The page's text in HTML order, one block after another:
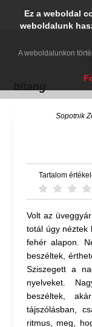
Sopotnik
Tartalom
Volt az
totál úgy néztek
fehér alapon.
beszéltek,
Sziszegett a
nyelveket.
beszéltek,
tájszólásban,
ritmus, meg,
Ez a weboldal
weboldalunk
A weboldalunkon